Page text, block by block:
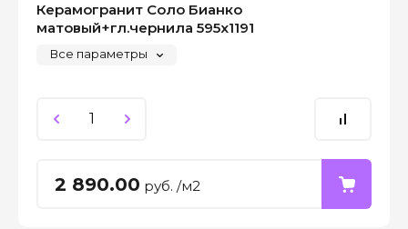
Керамогранит Соло Бианко
матовый+гл.чернила 595x1191
Все параметры
2 890.00 руб. /м2